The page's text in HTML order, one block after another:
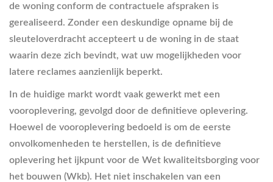
de woning conform de contractuele afspraken is
gerealiseerd. Zonder een deskundige opname bij de
sleuteloverdracht accepteert u de woning in de staat
waarin deze zich bevindt, wat uw mogelijkheden voor
latere reclames aanzienlijk beperkt.
In de huidige markt wordt vaak gewerkt met een
vooroplevering, gevolgd door de definitieve oplevering.
Hoewel de vooroplevering bedoeld is om de eerste
onvolkomenheden te herstellen, is de definitieve
oplevering het ijkpunt voor de Wet kwaliteitsborging voor
het bouwen (Wkb). Het niet inschakelen van een